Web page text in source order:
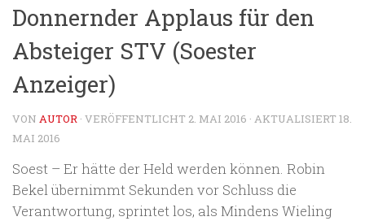
Donnernder Applaus für den
Absteiger STV (Soester
Anzeiger)
VON AUTOR · VERÖFFENTLICHT 2. MAI 2016 · AKTUALISIERT18.
MAI 2016
Soest – Er hätte der Held werden können. Robin
Bekel übernimmt Sekunden vor Schluss die
Verantwortung, sprintet los, als Mindens Wieling